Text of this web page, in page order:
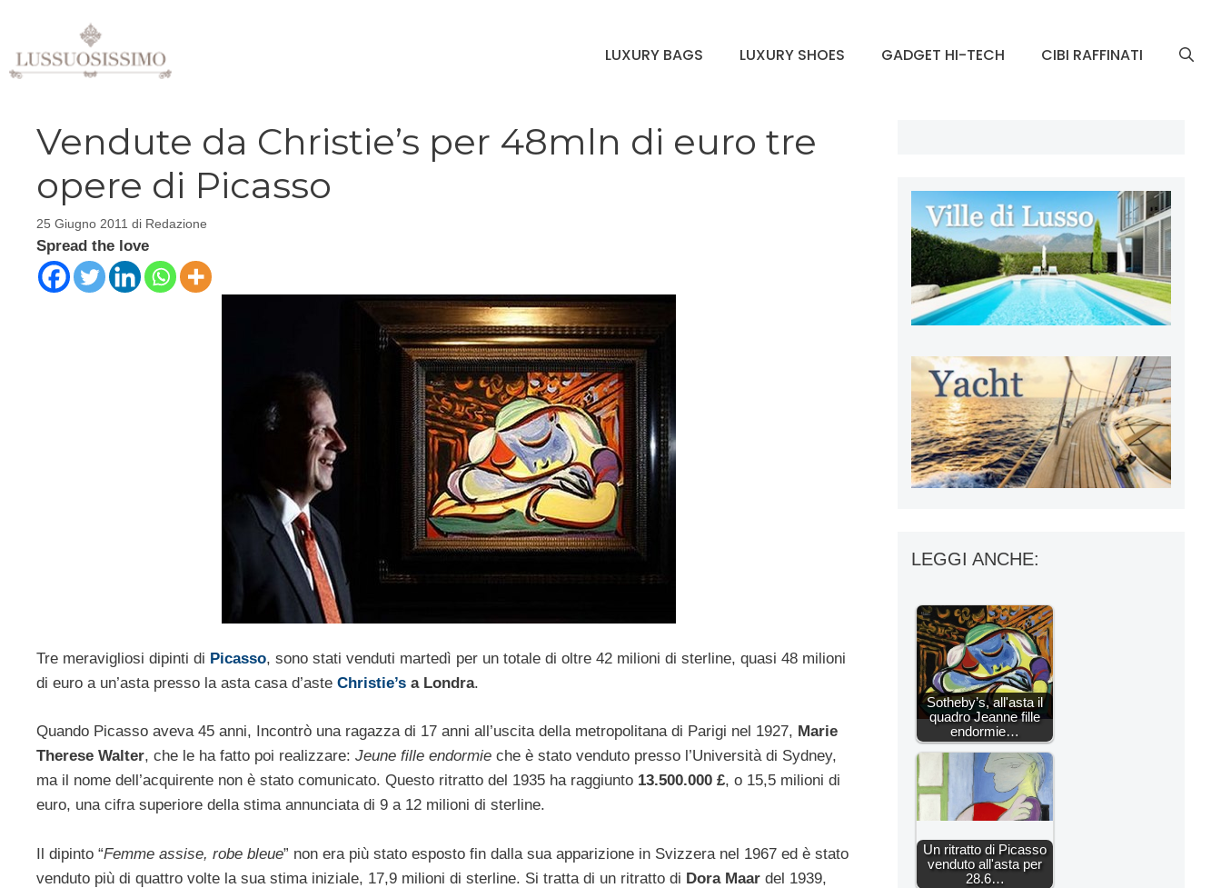
contenuto
LUXURY BAGS LUXURY SHOES GADGET HI-TECH CIBI RAFFINATI
Vendute da Christie’s per 48mln di euro tre
opere di Picasso
25 Giugno 2011 di Redazione
Spread the love
Tre meravigliosi dipinti di Picasso, sono stati venduti martedì per un totale di oltre 42 milioni di sterline, quasi 48 milioni
di euro a un’asta presso la asta casa d’aste Christie’s a Londra.
Quando Picasso aveva 45 anni, Incontrò una ragazza di 17 anni all’uscita della metropolitana di Parigi nel 1927, Marie
Therese Walter, che le ha fatto poi realizzare: Jeune fille endormie che è stato venduto presso l’Università di Sydney,
ma il nome dell’acquirente non è stato comunicato. Questo ritratto del 1935 ha raggiunto 13.500.000 £, o 15,5 milioni di
euro, una cifra superiore della stima annunciata di 9 a 12 milioni di sterline.
Il dipinto “Femme assise, robe bleue” non era più stato esposto fin dalla sua apparizione in Svizzera nel 1967 ed è stato
venduto più di quattro volte la sua stima iniziale, 17,9 milioni di sterline. Si tratta di un ritratto di Dora Maar del 1939,
LEGGI ANCHE:
Sotheby’s, all'asta il
quadro Jeanne fille
endormie…
Un ritratto di Picasso
venduto all'asta per
28.6…